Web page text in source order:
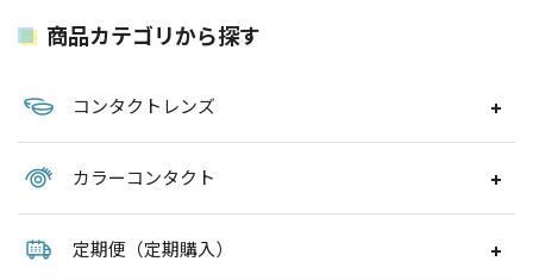
商品カテゴリから探す
コンタクトレンズ
カラーコンタクト
定期便（定期購入）